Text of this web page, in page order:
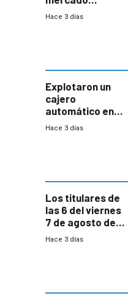
uruguayo y Antel
con mayor
miedo”
Hace 3 días
Explotaron un
cajero
automático en
Parque Miramar;
Hace 3 días
Los titulares de
las 6 del viernes
7 de agosto de
2026
Hace 3 días